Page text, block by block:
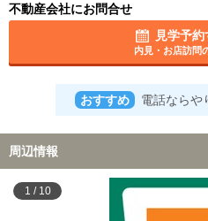
不動産会社にお問合せ
見学予約
内見・お店訪問
おすすめ 電話ならや
周辺情報
1 / 10